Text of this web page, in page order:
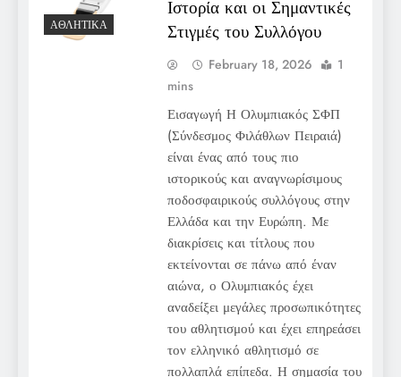
ΑΘΛΗΤΙΚΆ
Ιστορία και οι Σημαντικές
Στιγμές του Συλλόγου
February 18, 2026
1
mins
Εισαγωγή Η Ολυμπιακός ΣΦΠ
(Σύνδεσμος Φιλάθλων Πειραιά)
είναι ένας από τους πιο
ιστορικούς και αναγνωρίσιμους
ποδοσφαιρικούς συλλόγους στην
Ελλάδα και την Ευρώπη. Με
διακρίσεις και τίτλους που
εκτείνονται σε πάνω από έναν
αιώνα, ο Ολυμπιακός έχει
αναδείξει μεγάλες προσωπικότητες
του αθλητισμού και έχει επηρεάσει
τον ελληνικό αθλητισμό σε
πολλαπλά επίπεδα. Η σημασία του